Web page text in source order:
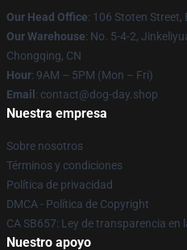
Our Head Office: 106 Stoten Street,
Our Warehouse: No. 5-4-2,
Chongqing, CN
Hour: 9AM – 5PM (Mon – Fri)
Email : contact@dog-day.shop
Nuestra empresa
Sobre nosotros
Términos y condiciones
Política de privacidad
DMCA - Política de Copyright
CA SB657: Ley de transparencia en
Nuestro apoyo